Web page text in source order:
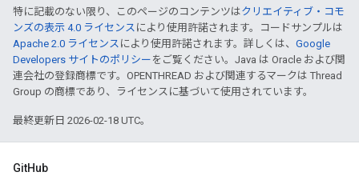
特に記載のない限り、このページのコンテンツはクリエイティブ・コモ
ンズの表示 4.0 ライセンス により使用許諾されます。コードサンプルは
Apache 2.0 ライセンス により使用許諾されます。詳しくは、 Google
Developers サイトのポリシー をご覧ください。Java は Oracle および関
連会社の登録商標です。OPENTHREAD および関連するマークは Thread
Group の商標であり、ライセンスに基づいて使用されています。
最終更新日 2026-02-18 UTC。
GitHub